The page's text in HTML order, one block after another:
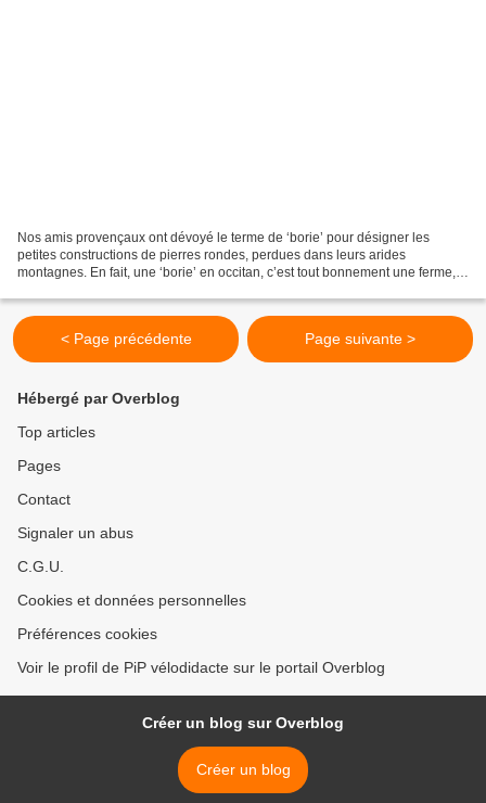
Nos amis provençaux ont dévoyé le terme de ‘borie’ pour désigner les
petites constructions de pierres rondes, perdues dans leurs arides
montagnes. En fait, une ‘borie’ en occitan, c’est tout bonnement une ferme,
< Page précédente Page suivante >
Hébergé par Overblog
Top articles
Pages
Contact
Signaler un abus
C.G.U.
Cookies et données personnelles
Préférences cookies
Voir le profil de PiP vélodidacte sur le portail Overblog
Créer un blog sur Overblog
Créer un blog